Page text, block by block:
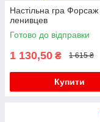
Настільна гра Форсаж
ленивцев
Готово до відправки
1 130,50 ₴ 1 615 ₴
Купити